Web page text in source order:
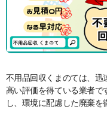
不用品回収くまのては、迅
高い評価を得ている業者
し、環境に配慮した廃棄を